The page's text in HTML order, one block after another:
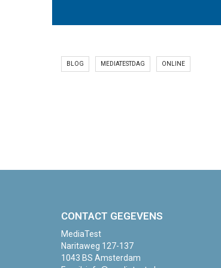
BLOG MEDIATESTDAG ONLINE
CONTACT GEGEVENS
MediaTest
Naritaweg 127-137
1043 BS Amsterdam